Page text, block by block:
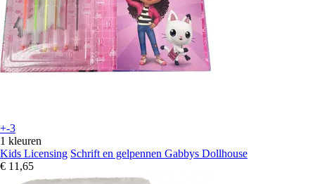
+-3
1 kleuren
Kids Licensing Schrift en gelpennen Gabbys Dollhouse
€ 11,65